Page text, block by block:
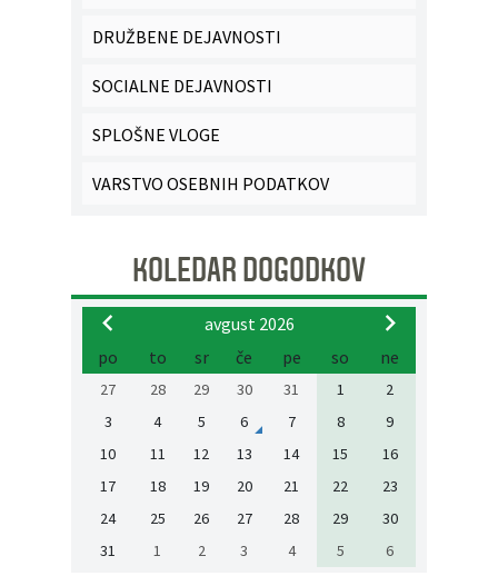
DRUŽBENE DEJAVNOSTI
SOCIALNE DEJAVNOSTI
SPLOŠNE VLOGE
VARSTVO OSEBNIH PODATKOV
KOLEDAR DOGODKOV
avgust 2026
po
to sr če pe so ne
27 28 29 30 31 1
2
3
4 5 6 7 8
9
10
11 12 13 14 15
16
17
18 19 20 21 22
23
24
25 26 27 28 29
30
31
1 2 3 4 5 6